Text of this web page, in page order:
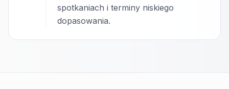
spotkaniach i terminy niskiego
dopasowania.